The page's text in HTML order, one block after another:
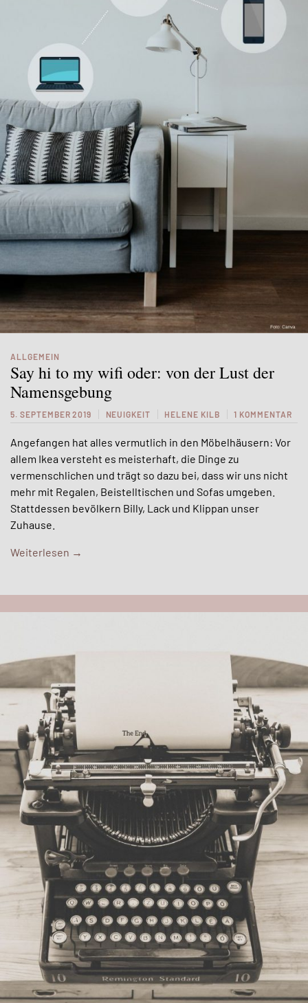
ALLGEMEIN
Say hi to my wifi oder: von der Lust der
Namensgebung
5. SEPTEMBER 2019 NEUIGKEIT HELENE KILB 1 KOMMENTAR
Angefangen hat alles vermutlich in den Möbelhäusern: Vor
allem Ikea versteht es meisterhaft, die Dinge zu
vermenschlichen und trägt so dazu bei, dass wir uns nicht
mehr mit Regalen, Beistelltischen und Sofas umgeben.
Stattdessen bevölkern Billy, Lack und Klippan unser
Zuhause.
Weiterlesen →